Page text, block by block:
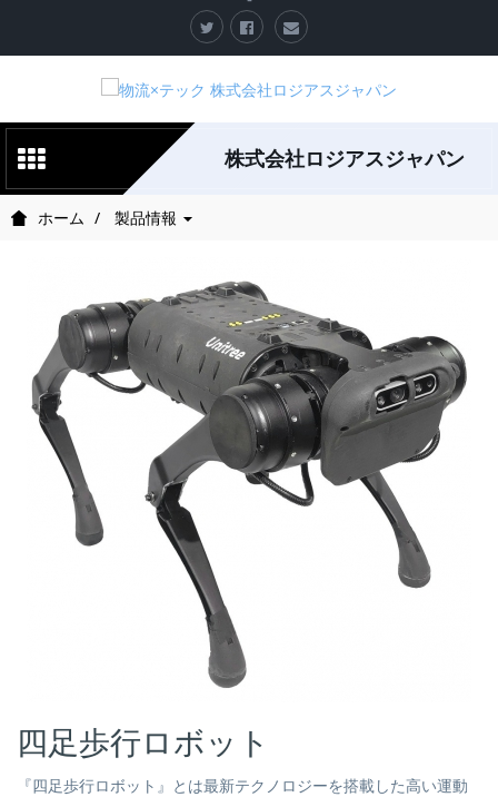
株式会社ロジアスジャパン
ホーム 製品情報
四足歩行ロボット
『四足歩行ロボット』とは最新テクノロジーを搭載した高い運動